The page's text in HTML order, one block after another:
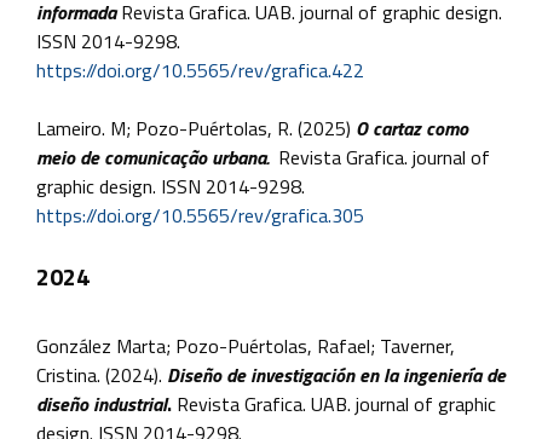
informadaRevista Grafica. UAB. journal of graphic design.
ISSN 2014-9298.
https://doi.org/10.5565/rev/grafica.422
Lameiro. M; Pozo-Puértolas, R. (2025) O cartaz como
meio de comunicação urbana. Revista Grafica. journal of
graphic design. ISSN 2014-9298.
https://doi.org/10.5565/rev/grafica.305
2024
González Marta; Pozo-Puértolas, Rafael; Taverner,
Cristina. (2024). Diseño de investigación en la ingeniería de
diseño industrial. Revista Grafica. UAB. journal of graphic